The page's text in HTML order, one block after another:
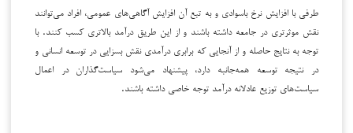
طرفی با افزایش نرخ باسوادی و به تبع آن افزایش آگاهی‌های عمومی، افراد می‌توانند
نقش موثرتری در جامعه داشته باشند و از این طریق درآمد بالاتری کسب کنند. با
توجه به نتایج حاصله و از آنجایی که برابری درآمدی نقش بسزایی در توسعه انسانی و
در نتیجه توسعه همه‌جانبه دارد، پیشنهاد می‌شود سیاست‌گذاران در اعمال
سیاست‌های توزیع عادلانه درآمد توجه خاصی داشته باشند.